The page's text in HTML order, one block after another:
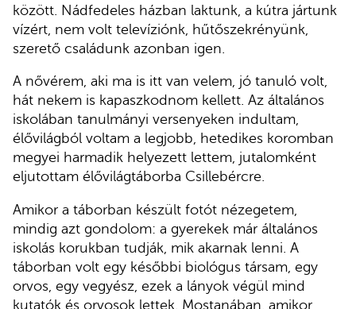
között. Nádfedeles házban laktunk, a kútra jártunk
vízért, nem volt televíziónk, hűtőszekrényünk,
szerető családunk azonban igen.
A nővérem, aki ma is itt van velem, jó tanuló volt,
hát nekem is kapaszkodnom kellett. Az általános
iskolában tanulmányi versenyeken indultam,
élővilágból voltam a legjobb, hetedikes koromban
megyei harmadik helyezett lettem, jutalomként
eljutottam élővilágtáborba Csillebércre.
Amikor a táborban készült fotót nézegetem,
mindig azt gondolom: a gyerekek már általános
iskolás korukban tudják, mik akarnak lenni. A
táborban volt egy későbbi biológus társam, egy
orvos, egy vegyész, ezek a lányok végül mind
kutatók és orvosok lettek. Mostanában, amikor